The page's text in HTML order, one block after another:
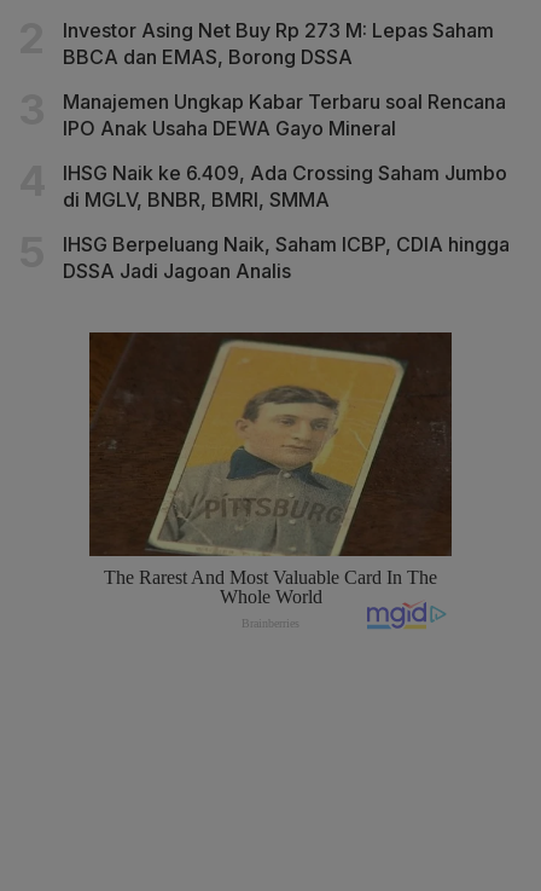
Investor Asing Net Buy Rp 273 M: Lepas Saham
BBCA dan EMAS, Borong DSSA
Manajemen Ungkap Kabar Terbaru soal Rencana
IPO Anak Usaha DEWA Gayo Mineral
IHSG Naik ke 6.409, Ada Crossing Saham Jumbo
di MGLV, BNBR, BMRI, SMMA
IHSG Berpeluang Naik, Saham ICBP, CDIA hingga
DSSA Jadi Jagoan Analis